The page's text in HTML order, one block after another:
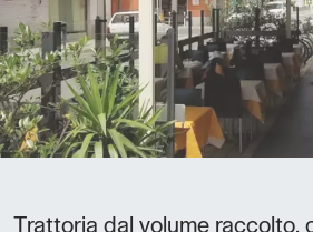
Trattoria dal volume raccolto,